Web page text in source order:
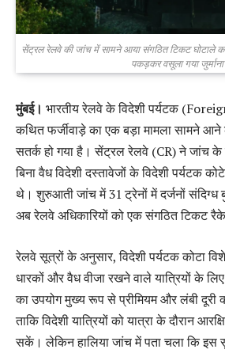
सेंट्रल रेलवे की जांच में सामने आया संगठित टिकट घोटाले
पकड़कर वसूला गया जुर्माना
मुंबई। भारतीय रेलवे के विदेशी पर्यटक
कथित फर्जीवाड़े का एक बड़ा मामला सामने
सतर्क हो गया है। सेंट्रल रेलवे (CR) ने जांच के
बिना वैध विदेशी दस्तावेजों के विदेशी पर्यटक
थे। शुरुआती जांच में 31 ट्रेनों में दर्जनों
अब रेलवे अधिकारियों को एक संगठित टिकट
रेलवे सूत्रों के अनुसार, विदेशी पर्यटक कोटा
धारकों और वैध वीजा रखने वाले यात्रियों के
का उपयोग मुख्य रूप से प्रीमियम और लंबी दूरी
ताकि विदेशी यात्रियों को यात्रा के दौरान
सकें। लेकिन हालिया जांच में पता चला कि इस